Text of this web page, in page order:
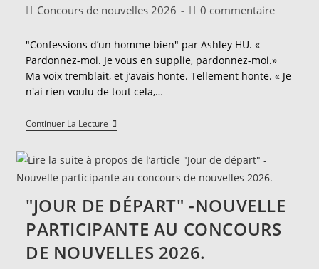
de
publiée :
PostConcours de nouvelles 2026
Commentaires
publication :
0 commentaire
"Confessions d’un homme bien" par Ashley HU. «
Pardonnez-moi. Je vous en supplie, pardonnez-moi.»
Ma voix tremblait, et j’avais honte. Tellement honte. « Je
n'ai rien voulu de tout cela,…
Continuer La Lecture"Confessions
D’un
Bien"-
Nouvelle
Gagnante
Prix
Du
Public.
"JOUR DE DÉPART" -NOUVELLE
PARTICIPANTE AU CONCOURS
DE NOUVELLES 2026.